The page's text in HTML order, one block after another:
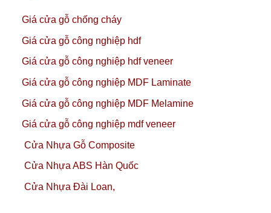
Giá cửa gỗ chống cháy
Giá cửa gỗ công nghiệp hdf
Giá cửa gỗ công nghiệp hdf veneer
Giá cửa gỗ công nghiệp MDF Laminate
Giá cửa gỗ công nghiệp MDF Melamine
Giá cửa gỗ công nghiệp mdf veneer
Cửa Nhựa Gỗ Composite
Cửa Nhựa ABS Hàn Quốc
Cửa Nhựa Đài Loan,